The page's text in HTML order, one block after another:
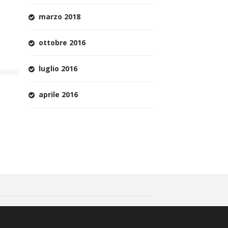
marzo 2018
ottobre 2016
luglio 2016
aprile 2016